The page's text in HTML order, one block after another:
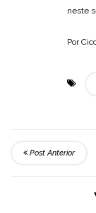
neste
Por
Post Anterior